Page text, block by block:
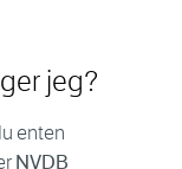
jeg?
enten
NVDB